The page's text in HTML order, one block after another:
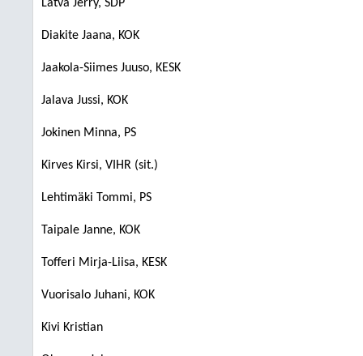
Latva Jerry, SDP
Diakite Jaana, KOK
Jaakola-Siimes Juuso, KESK
Jalava Jussi, KOK
Jokinen Minna, PS
Kirves Kirsi, VIHR (sit.)
Lehtimäki Tommi, PS
Taipale Janne, KOK
Tofferi Mirja-Liisa, KESK
Vuorisalo Juhani, KOK
Kivi Kristian